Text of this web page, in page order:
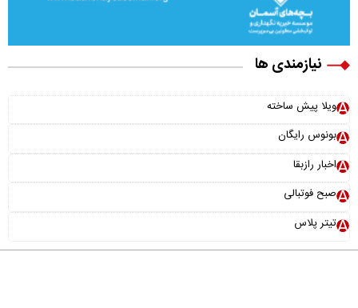
نیازمندی ها
ویلا پیش ساخته
بونوس رایگان
اخبار رازبقا
صبح فوتبالی
تیتر پلاس